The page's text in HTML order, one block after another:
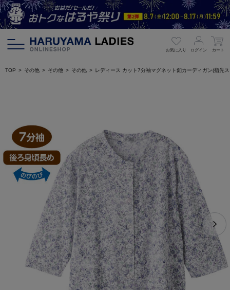
お気に入り ログイン カート
TOP その他 その他 その他 レディース カット7分袖マグネット釦カーディガン(指先